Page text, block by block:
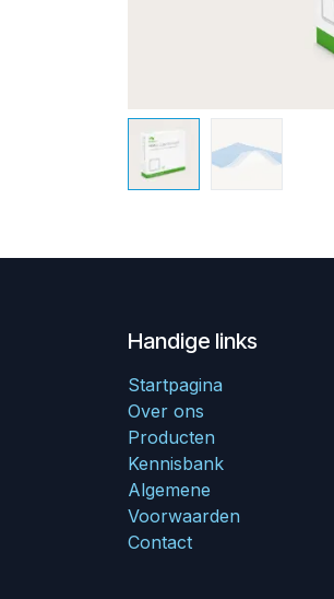
Handige links
Startpagina
Over ons
Producten
Kennisbank
Algemene
Voorwaarden
Contact